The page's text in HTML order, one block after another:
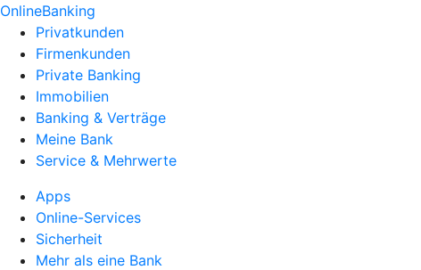
OnlineBanking
Privatkunden
Firmenkunden
Private Banking
Immobilien
Banking & Verträge
Meine Bank
Service & Mehrwerte
Apps
Online-Services
Sicherheit
Mehr als eine Bank